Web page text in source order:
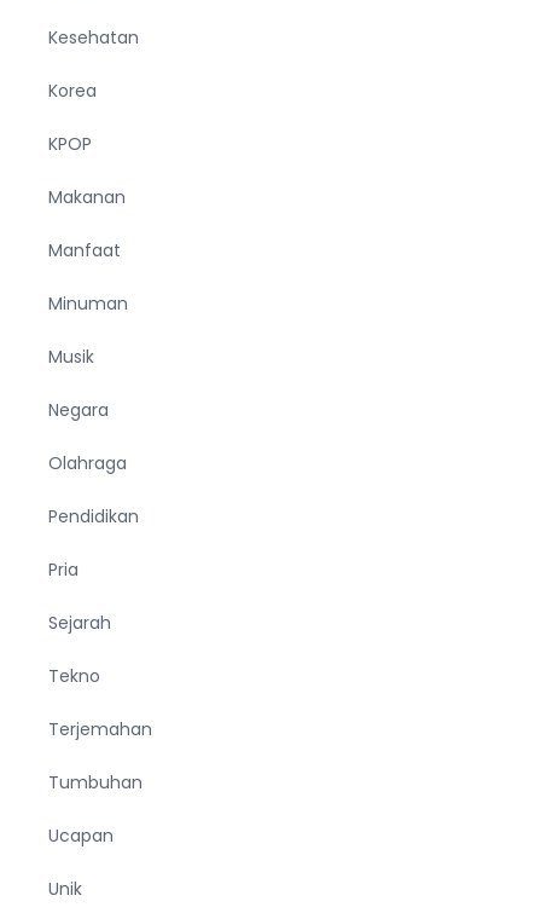
Kesehatan
Korea
KPOP
Makanan
Manfaat
Minuman
Musik
Negara
Olahraga
Pendidikan
Pria
Sejarah
Tekno
Terjemahan
Tumbuhan
Ucapan
Unik